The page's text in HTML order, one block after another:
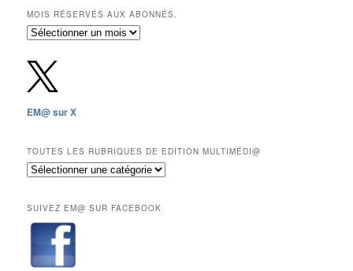
MOIS RÉSERVÉS AUX ABONNÉS.
Archives
depuis
2009,
sauf
les
mois
réservés
aux
EM@ sur X
TOUTES LES RUBRIQUES DE EDITION MULTIMÉDI@
Toutes
de
Edition
Multimédi@
SUIVEZ EM@ SUR FACEBOOK